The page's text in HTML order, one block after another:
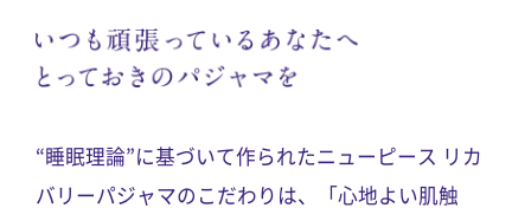
“睡眠理論”に基づいて作られたニューピース リカ
バリーパジャマのこだわりは、
「心地よい肌触
「注文を確定する」ボタンをクリック
「注文を確定する」ボタンをクリック
「注文を確定する」ボタンをクリック